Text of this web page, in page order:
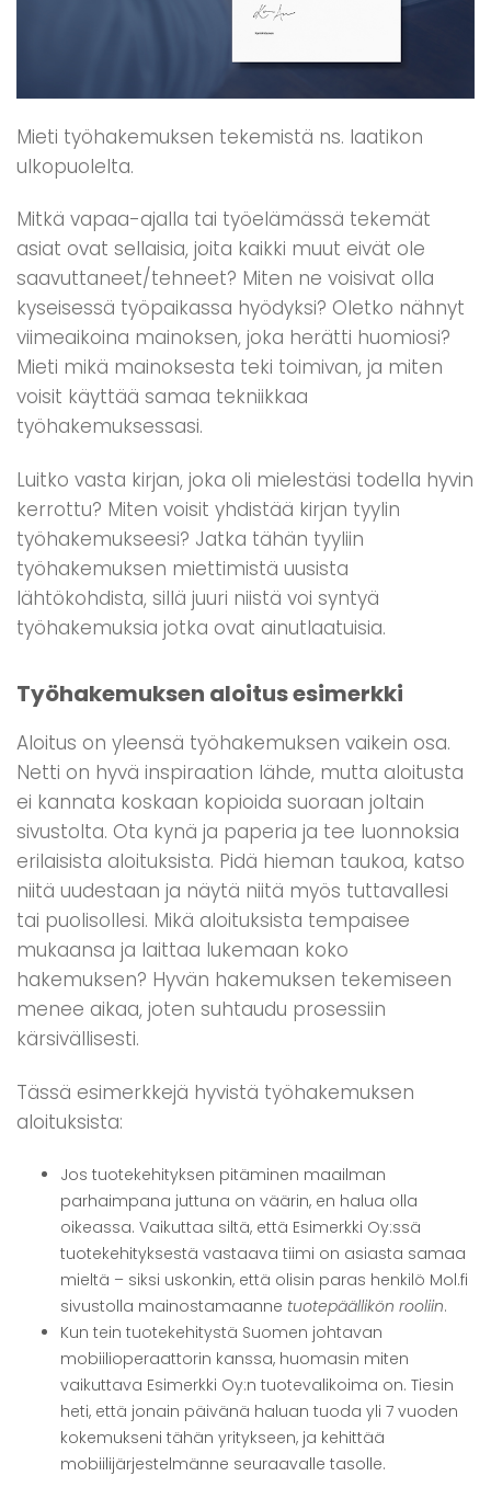
Mieti työhakemuksen tekemistä ns. laatikon
ulkopuolelta.
Mitkä vapaa-ajalla tai työelämässä tekemät
asiat ovat sellaisia, joita kaikki muut eivät ole
saavuttaneet/tehneet? Miten ne voisivat olla
kyseisessä työpaikassa hyödyksi? Oletko nähnyt
viimeaikoina mainoksen, joka herätti huomiosi?
Mieti mikä mainoksesta teki toimivan, ja miten
voisit käyttää samaa tekniikkaa
työhakemuksessasi.
Luitko vasta kirjan, joka oli mielestäsi todella hyvin
kerrottu? Miten voisit yhdistää kirjan tyylin
työhakemukseesi? Jatka tähän tyyliin
työhakemuksen miettimistä uusista
lähtökohdista, sillä juuri niistä voi syntyä
työhakemuksia jotka ovat ainutlaatuisia.
Työhakemuksen aloitus esimerkki
Aloitus on yleensä työhakemuksen vaikein osa.
Netti on hyvä inspiraation lähde, mutta aloitusta
ei kannata koskaan kopioida suoraan joltain
sivustolta. Ota kynä ja paperia ja tee luonnoksia
erilaisista aloituksista. Pidä hieman taukoa, katso
niitä uudestaan ja näytä niitä myös tuttavallesi
tai puolisollesi. Mikä aloituksista tempaisee
mukaansa ja laittaa lukemaan koko
hakemuksen? Hyvän hakemuksen tekemiseen
menee aikaa, joten suhtaudu prosessiin
kärsivällisesti.
Tässä esimerkkejä hyvistä työhakemuksen
aloituksista:
Jos tuotekehityksen pitäminen maailman
parhaimpana juttuna on väärin, en halua olla
oikeassa. Vaikuttaa siltä, että Esimerkki Oy:ssä
tuotekehityksestä vastaava tiimi on asiasta samaa
mieltä – siksi uskonkin, että olisin paras henkilö Mol.fi
sivustolla mainostamaanne tuotepäällikön rooliin.
Kun tein tuotekehitystä Suomen johtavan
mobiilioperaattorin kanssa, huomasin miten
vaikuttava Esimerkki Oy:n tuotevalikoima on. Tiesin
heti, että jonain päivänä haluan tuoda yli 7 vuoden
kokemukseni tähän yritykseen, ja kehittää
mobiilijärjestelmänne seuraavalle tasolle.